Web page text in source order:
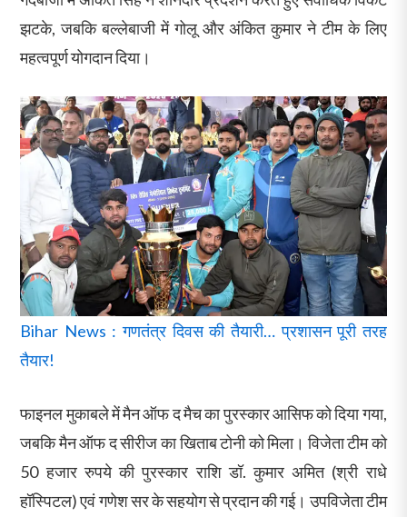
झटके, जबकि बल्लेबाजी में गोलू और अंकित कुमार ने टीम के लिए
महत्वपूर्ण योगदान दिया।
Bihar News : गणतंत्र दिवस की तैयारी… प्रशासन पूरी तरह
तैयार!
फाइनल मुकाबले में मैन ऑफ द मैच का पुरस्कार आसिफ को दिया गया,
जबकि मैन ऑफ द सीरीज का खिताब टोनी को मिला। विजेता टीम को
50 हजार रुपये की पुरस्कार राशि डॉ. कुमार अमित (श्री राधे
हॉस्पिटल) एवं गणेश सर के सहयोग से प्रदान की गई। उपविजेता टीम